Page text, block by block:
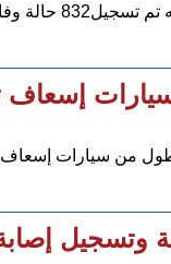
وهو رقم
سيارات
إسعاف تحمل 28 مسنا مصابا
وتسجيل